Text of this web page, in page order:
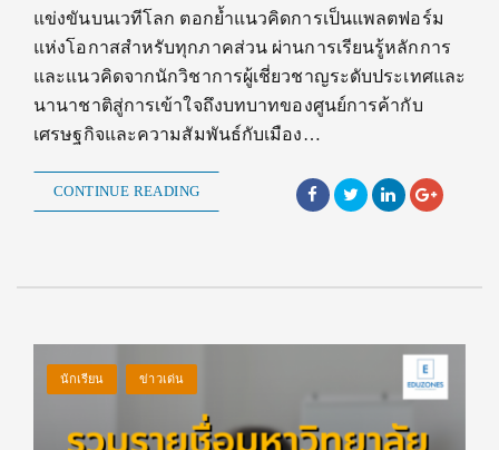
แข่งขันบนเวทีโลก ตอกย้ำแนวคิดการเป็นแพลตฟอร์ม
แห่งโอกาสสำหรับทุกภาคส่วน ผ่านการเรียนรู้หลักการ
และแนวคิดจากนักวิชาการผู้เชี่ยวชาญระดับประเทศและ
นานาชาติสู่การเข้าใจถึงบทบาทของศูนย์การค้ากับ
เศรษฐกิจและความสัมพันธ์กับเมือง…
CONTINUE READING
นักเรียน ข่าวเด่น